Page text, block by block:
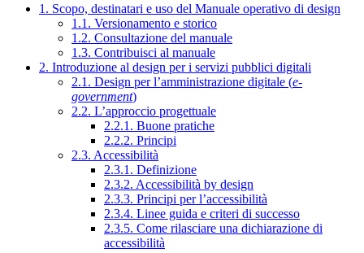
1. Scopo, destinatari e uso del Manuale operativo di design
1.1. Versionamento e storico
1.2. Consultazione del manuale
1.3. Contribuisci al manuale
2. Introduzione al design per i servizi pubblici digitali
2.1. Design per l’amministrazione digitale (e-
government)
2.2. L’approccio progettuale
2.2.1. Buone pratiche
2.2.2. Principi
2.3. Accessibilità
2.3.1. Definizione
2.3.2. Accessibilità by design
2.3.3. Principi per l’accessibilità
2.3.4. Linee guida e criteri di successo
2.3.5. Come rilasciare una dichiarazione di
accessibilità